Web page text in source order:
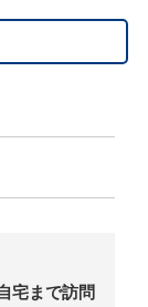
宅まで訪問